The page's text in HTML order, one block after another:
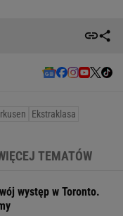
Ekstraklasa
TEMATÓW
występ w Toronto.